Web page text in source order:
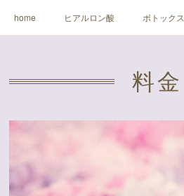
home ヒアルロン酸 ボトックス
X ( twitter ) アクセス 予約
料金